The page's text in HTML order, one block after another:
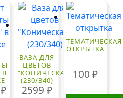
В
₽
ВАЗА ДЛЯ
ЦВЕТОВ
“КОНИЧЕСКАЯ”
(230/340)
2599 ₽
ТЕМАТИЧЕСКАЯ
ОТКРЫТКА
100₽